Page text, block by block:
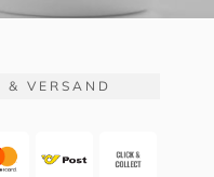
& VERSAND